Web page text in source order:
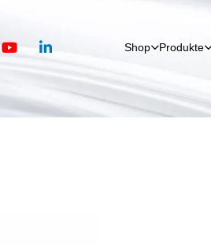
Shop Produkte